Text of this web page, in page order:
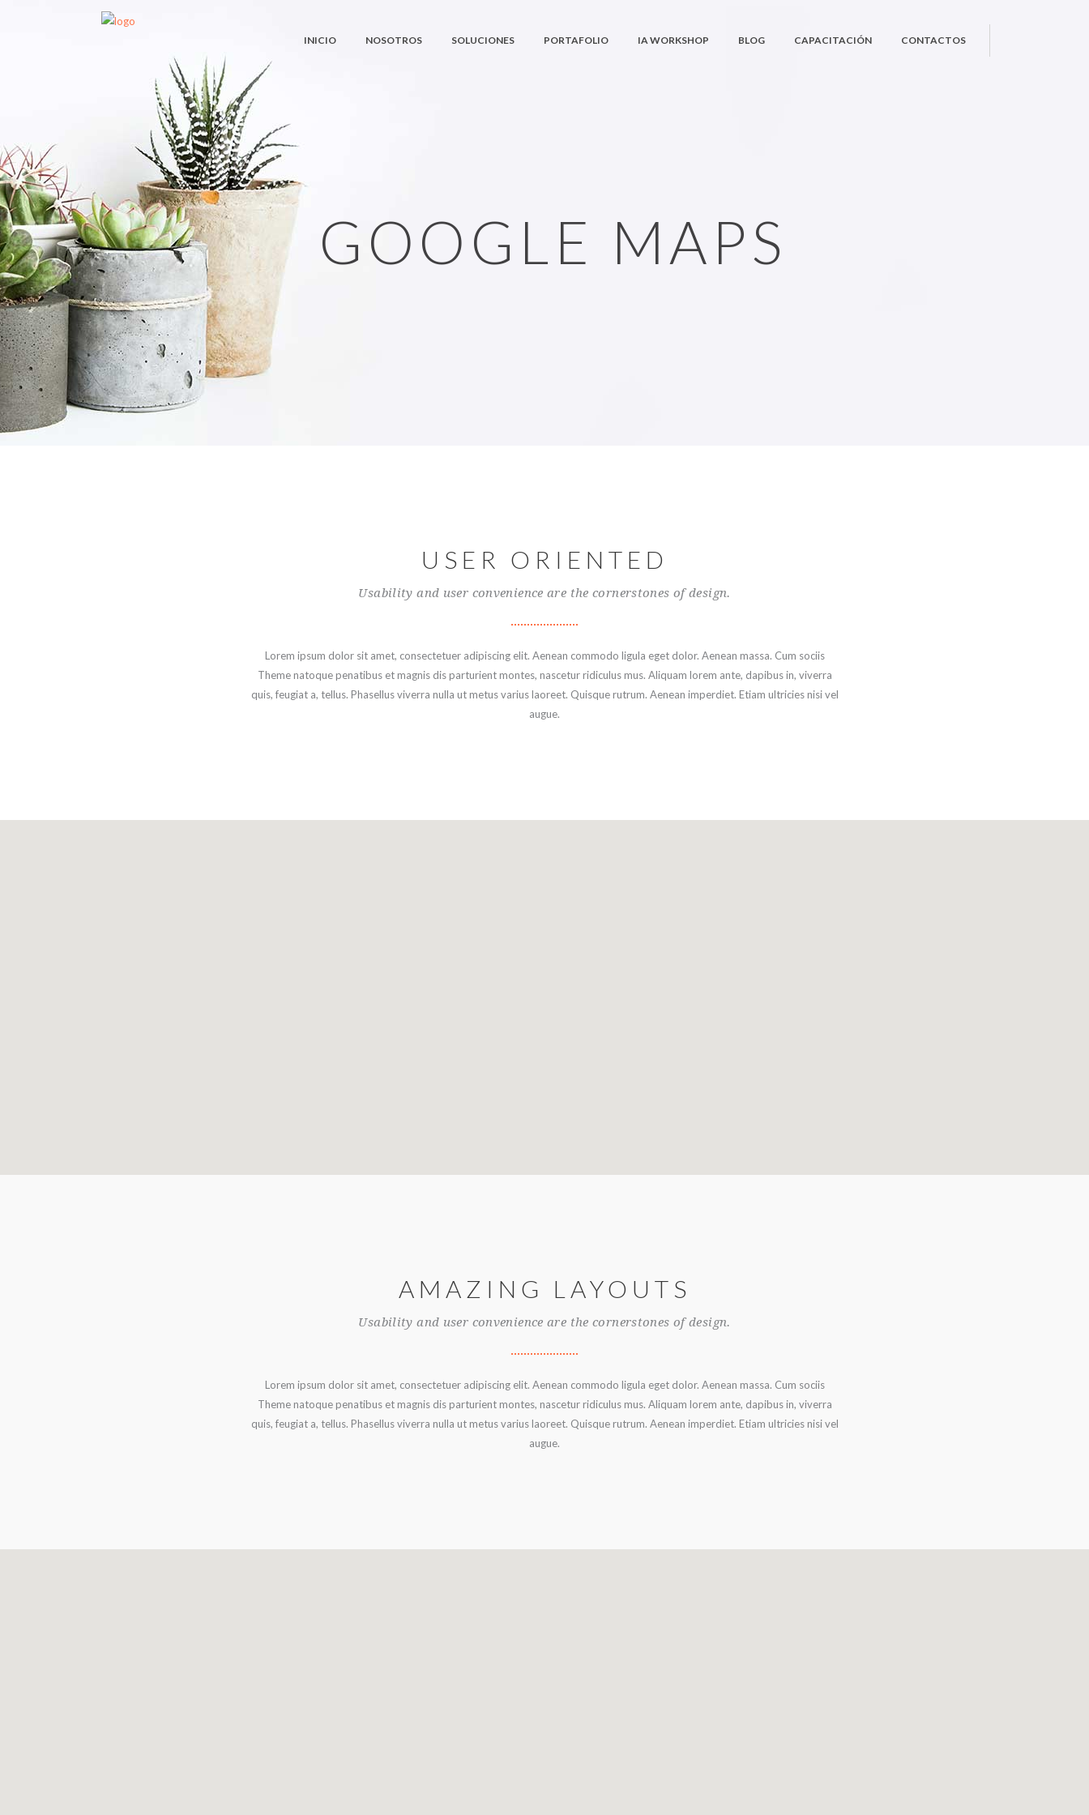
INICIO NOSOTROS SOLUCIONES PORTAFOLIO IA WORKSHOP BLOG CAPACITACIÓN CONTACTOS
GOOGLE MAPS
USER ORIENTED
Usability and user convenience are the cornerstones of design.
Lorem ipsum dolor sit amet, consectetuer adipiscing elit. Aenean commodo ligula eget dolor. Aenean massa. Cum sociis
Theme natoque penatibus et magnis dis parturient montes, nascetur ridiculus mus. Aliquam lorem ante, dapibus in, viverra
quis, feugiat a, tellus. Phasellus viverra nulla ut metus varius laoreet. Quisque rutrum. Aenean imperdiet. Etiam ultricies nisi vel
augue.
AMAZING LAYOUTS
Usability and user convenience are the cornerstones of design.
Lorem ipsum dolor sit amet, consectetuer adipiscing elit. Aenean commodo ligula eget dolor. Aenean massa. Cum sociis
Theme natoque penatibus et magnis dis parturient montes, nascetur ridiculus mus. Aliquam lorem ante, dapibus in, viverra
quis, feugiat a, tellus. Phasellus viverra nulla ut metus varius laoreet. Quisque rutrum. Aenean imperdiet. Etiam ultricies nisi vel
augue.